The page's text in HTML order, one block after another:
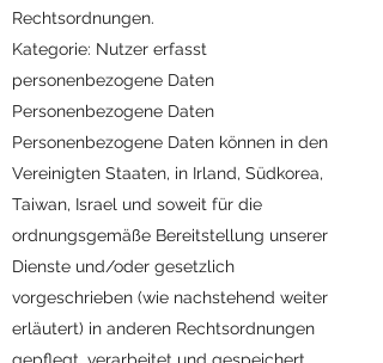
Rechtsordnungen.
Kategorie: Nutzer erfasst
personenbezogene Daten
Personenbezogene Daten
Personenbezogene Daten können in den
Vereinigten Staaten, in Irland, Südkorea,
Taiwan, Israel und soweit für die
ordnungsgemäße Bereitstellung unserer
Dienste und/oder gesetzlich
vorgeschrieben (wie nachstehend weiter
erläutert) in anderen Rechtsordnungen